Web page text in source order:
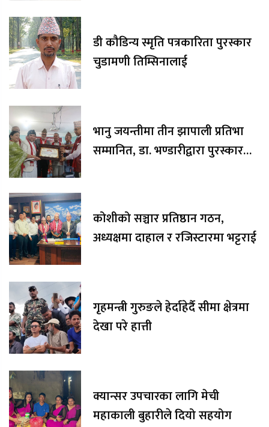
डी कौडिन्य स्मृति पत्रकारिता पुरस्कार
चुडामणी तिम्सिनालाई
भानु जयन्तीमा तीन झापाली प्रतिभा
सम्मानित, डा. भण्डारीद्वारा पुरस्कार
कोशीको सञ्चार प्रतिष्ठान गठन,
अध्यक्षमा दाहाल र रजिस्टारमा भट्टराई
गृहमन्त्री गुरुङले हेर्दाहेर्दै सीमा क्षेत्रमा
देखा परे हात्ती
क्यान्सर उपचारका लागि मेची
महाकाली बुहारीले दियो सहयोग